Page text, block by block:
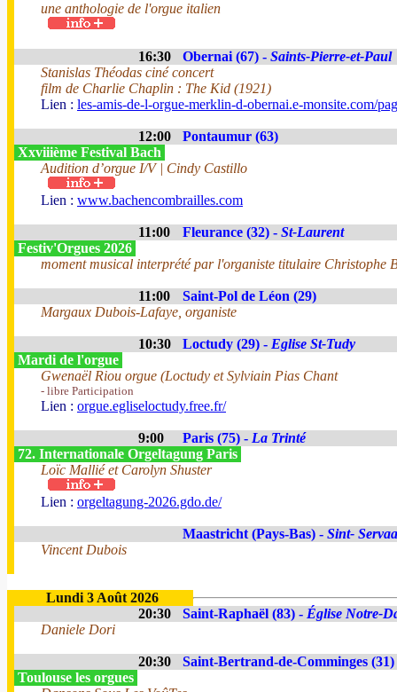
une anthologie de l'orgue italien
16:30 Obernai (67) - Saints-Pierre-et-Paul
Stanislas Théodas ciné concert
film de Charlie Chaplin : The Kid (1921)
Lien : les-amis-de-l-orgue-merklin-d-obernai.e-monsite.com/
12:00
Pontaumur (63)
Xxviiième Festival Bach
Audition d’orgue I/V | Cindy Castillo
Lien : www.bachencombrailles.com
11:00 Fleurance (32) - St-Laurent
Festiv'Orgues 2026
moment musical interprété par l'organiste titulaire Christophe
11:00
Saint-Pol de Léon (29)
Margaux Dubois-Lafaye, organiste
10:30 Loctudy (29) - Eglise St-Tudy
Mardi de l'orgue
Gwenaël Riou orgue (Loctudy et Sylviain Pias Chant
- libre Participation
Lien : orgue.egliseloctudy.free.fr/
9:00 Paris (75) - La Trinté
72. Internationale Orgeltagung Paris
Loïc Mallié et Carolyn Shuster
Lien : orgeltagung-2026.gdo.de/
Maastricht (Pays-Bas) - Sint-
Vincent Dubois
Lundi 3 Août 2026
20:30
Saint-Raphaël (83) - Église Notre-
Daniele Dori
20:30
Saint-Bertrand-de-Comminges
Toulouse les orgues